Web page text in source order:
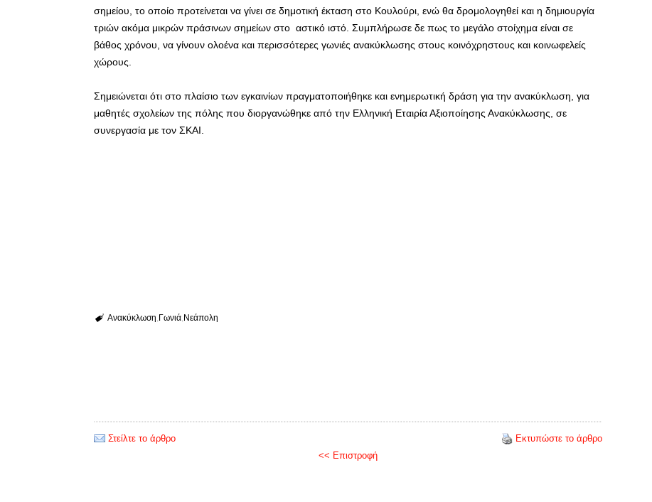
σημείου, το οποίο προτείνεται να γίνει σε δημοτική έκταση στο Κουλούρι, ενώ θα δρομολογηθεί και η δημιουργία
τριών ακόμα μικρών πράσινων σημείων στο αστικό ιστό. Συμπλήρωσε δε πως το μεγάλο στοίχημα είναι σε
βάθος χρόνου, να γίνουν ολοένα και περισσότερες γωνιές ανακύκλωσης στους κοινόχρηστους και κοινωφελείς
χώρους.
Σημειώνεται ότι στο πλαίσιο των εγκαινίων πραγματοποιήθηκε και ενημερωτική δράση για την ανακύκλωση, για
μαθητές σχολείων της πόλης που διοργανώθηκε από την Ελληνική Εταιρία Αξιοποίησης Ανακύκλωσης, σε
συνεργασία με τον ΣΚΑΙ.
Ανακύκλωση Γωνιά Νεάπολη
Στείλτε το άρθρο
Εκτυπώστε το άρθρο
<< Επιστροφή